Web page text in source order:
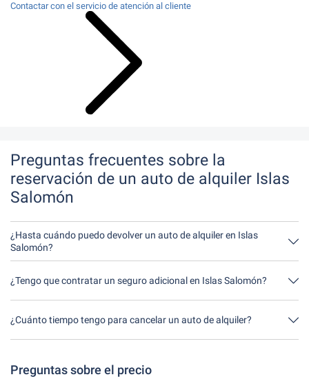
Contactar con el servicio de atención al cliente
Preguntas frecuentes sobre la
reservación de un auto de alquiler Islas
Salomón
¿Hasta cuándo puedo devolver un auto de alquiler en Islas
Salomón?
En principio, puede devolver el auto de alquiler a cualquier hora
alquiler más tarde de lo indicado al hacer la reservación.
¿Tengo que contratar un seguro adicional en Islas Salomón?
Lo mejor es contratar un seguro a todo riesgo sin franquicia a
adicional in situ.
¿Cuánto tiempo tengo para cancelar un auto de alquiler?
Tienes hasta 24 horas antes del alquiler dentro del horario de
Preguntas sobre el precio